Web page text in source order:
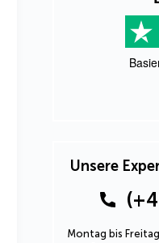
Unsere
Montag bis